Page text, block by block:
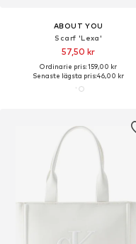
ABOUT YOU
Scarf 'Lexa'
57,50 kr
Ordinarie pris: 159,00 kr
Senaste lägsta pris:46,00 kr